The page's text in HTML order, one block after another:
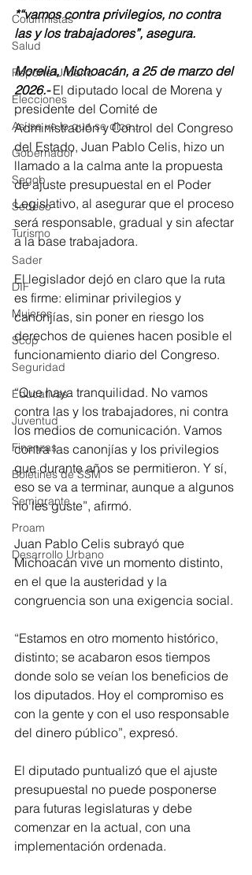
Columnistas
Salud
Reporte Urbano
Elecciones
Así se ve lo que se dice...
Gobernador
Segob
Sedeco
Turismo
Sader
DIF
Mujeres
Scop
Seguridad
Educativas
Juventud
Finanzas
Boletines de SSM
Semigrante
Proam
Desarrollo Urbano
*“vamos contra privilegios, no contra
las y los trabajadores”, asegura.
Morelia, Michoacán, a 25 de marzo del
2026.- El diputado local de Morena y
presidente del Comité de
Administración y Control del Congreso
del Estado, Juan Pablo Celis, hizo un
llamado a la calma ante la propuesta
de ajuste presupuestal en el Poder
Legislativo, al asegurar que el proceso
será responsable, gradual y sin afectar
a la base trabajadora.
El legislador dejó en claro que la ruta
es firme: eliminar privilegios y
canonjías, sin poner en riesgo los
derechos de quienes hacen posible el
funcionamiento diario del Congreso.
“Que haya tranquilidad. No vamos
contra las y los trabajadores, ni contra
los medios de comunicación. Vamos
contra las canonjías y los privilegios
que durante años se permitieron. Y sí,
eso se va a terminar, aunque a algunos
no les guste”, afirmó.
Juan Pablo Celis subrayó que
Michoacán vive un momento distinto,
en el que la austeridad y la
congruencia son una exigencia social.
“Estamos en otro momento histórico,
distinto; se acabaron esos tiempos
donde solo se veían los beneficios de
los diputados. Hoy el compromiso es
con la gente y con el uso responsable
del dinero público”, expresó.
El diputado puntualizó que el ajuste
presupuestal no puede posponerse
para futuras legislaturas y debe
comenzar en la actual, con una
implementación ordenada.